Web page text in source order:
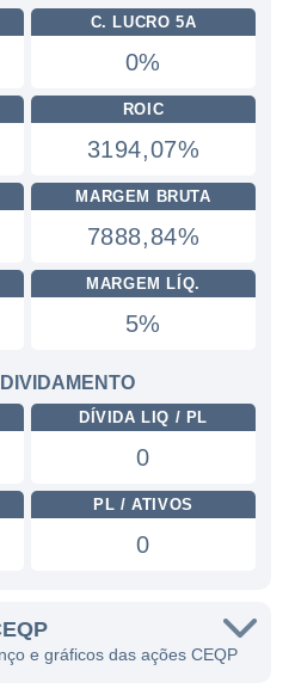
C. LUCRO 5A
0%
ROIC
3194,07%
MARGEM BRUTA
7888,84%
MARGEM LÍQ.
5%
DÍVIDA LIQ / PL
0
PL / ATIVOS
0
e gráficos das ações CEQP